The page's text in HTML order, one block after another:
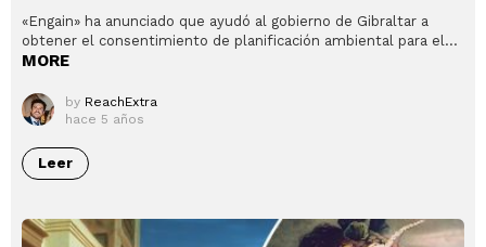
«Engain» ha anunciado que ayudó al gobierno de Gibraltar a
obtener el consentimiento de planificación ambiental para el…
MORE
by ReachExtra
hace 5 años
Leer